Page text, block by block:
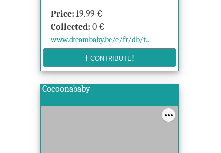
Price: 19.99 €
Collected: 0 €
www.dreambaby.be/e/fr/db/t...
Cocoonababy